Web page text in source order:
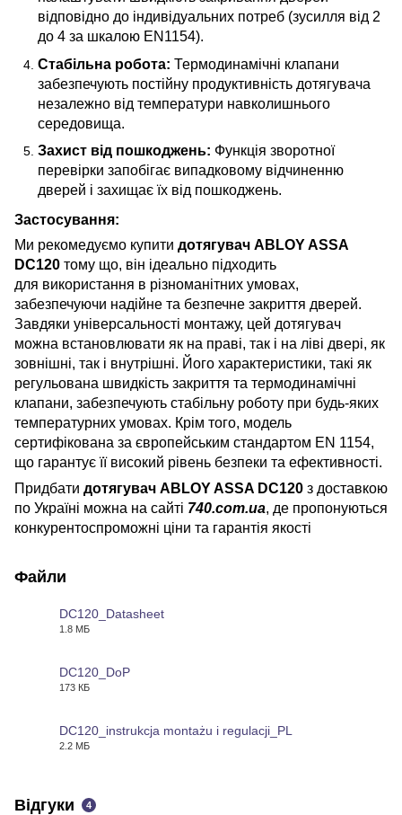
відповідно до індивідуальних потреб (зусилля від 2
до 4 за шкалою EN1154).
Стабільна робота: Термодинамічні клапани
забезпечують постійну продуктивність дотягувача
незалежно від температури навколишнього
середовища.
Захист від пошкоджень: Функція зворотної
перевірки запобігає випадковому відчиненню
дверей і захищає їх від пошкоджень.
Застосування:
Ми рекомедуємо купити дотягувач ABLOY ASSA
DC120 тому що, він ідеально підходить
для використання в різноманітних умовах,
забезпечуючи надійне та безпечне закриття дверей.
Завдяки універсальності монтажу, цей дотягувач
можна встановлювати як на праві, так і на ліві двері, як
зовнішні, так і внутрішні. Його характеристики, такі як
регульована швидкість закриття та термодинамічні
клапани, забезпечують стабільну роботу при будь-яких
температурних умовах. Крім того, модель
сертифікована за європейським стандартом EN 1154,
що гарантує її високий рівень безпеки та ефективності.
Придбати дотягувач ABLOY ASSA DC120 з доставкою
по Україні можна на сайті 740.com.ua, де пропонуються
конкурентоспроможні ціни та гарантія якості
Файли
DC120_Datasheet
1.8 МБ
DC120_DoP
173 КБ
DC120_instrukcja montażu i regulacji_PL
2.2 МБ
Відгуки 4